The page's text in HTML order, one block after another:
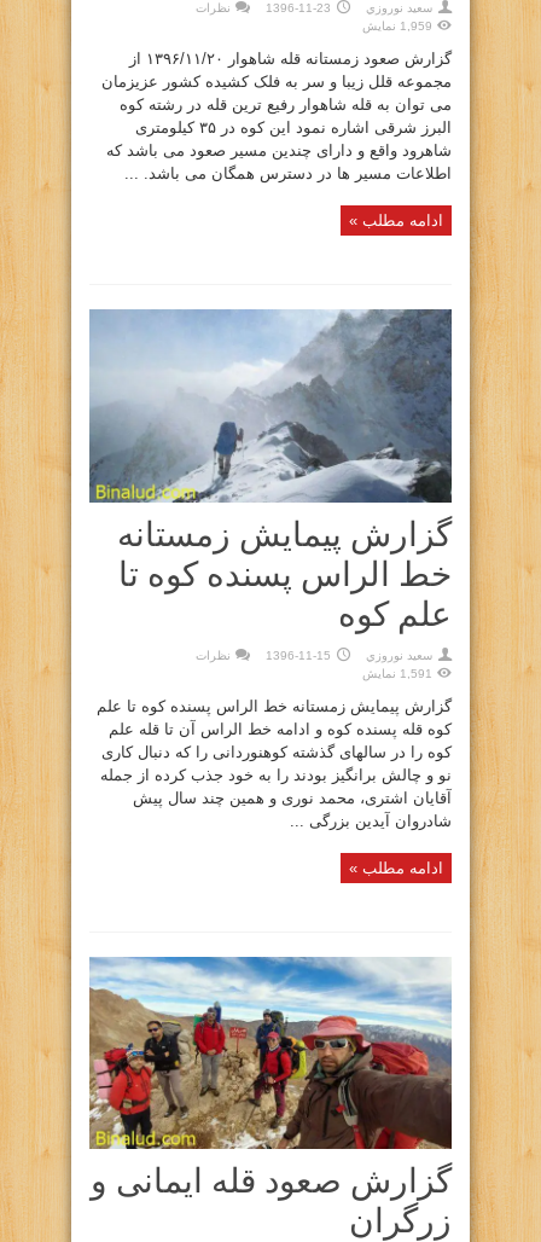
سعيد نوروزي 1396-11-23
نظرات
1,959 نمایش
گزارش صعود زمستانه قله شاهوار ۱۳۹۶/۱۱/۲۰ از
مجموعه قلل زیبا و سر به فلک کشیده کشور عزیزمان
می توان به قله شاهوار رفیع ترین قله در رشته کوه
البرز شرقی اشاره نمود این کوه در ۳۵ کیلومتری
شاهرود واقع و دارای چندین مسیر صعود می باشد که
اطلاعات مسیر ها در دسترس همگان می باشد. ...
ادامه مطلب »
گزارش پیمایش زمستانه
خط الراس پسنده کوه تا
علم کوه
سعيد نوروزي 1396-11-15
نظرات
1,591 نمایش
گزارش پیمایش زمستانه خط الراس پسنده کوه تا علم
کوه قله پسنده کوه و ادامه خط الراس آن تا قله علم
کوه را در سالهای گذشته کوهنوردانی را که دنبال کاری
نو و چالش برانگیز بودند را به خود جذب کرده از جمله
آقایان اشتری، محمد نوری و همین چند سال پیش
شادروان آیدین بزرگی ...
ادامه مطلب »
گزارش صعود قله ایمانی و
زرگران